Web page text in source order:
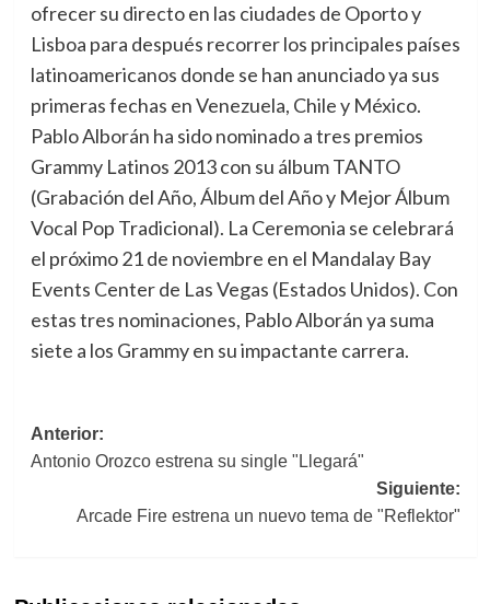
ofrecer su directo en las ciudades de Oporto y
Lisboa para después recorrer los principales países
latinoamericanos donde se han anunciado ya sus
primeras fechas en Venezuela, Chile y México.
Pablo Alborán ha sido nominado a tres premios
Grammy Latinos 2013 con su álbum TANTO
(Grabación del Año, Álbum del Año y Mejor Álbum
Vocal Pop Tradicional). La Ceremonia se celebrará
el próximo 21 de noviembre en el Mandalay Bay
Events Center de Las Vegas (Estados Unidos). Con
estas tres nominaciones, Pablo Alborán ya suma
siete a los Grammy en su impactante carrera.
Navegación
de
entradas
Anterior:
Antonio Orozco estrena su single "Llegará"
Siguiente:
Arcade Fire estrena un nuevo tema de "Reflektor"